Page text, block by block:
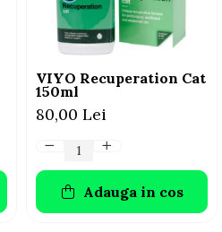
VIYO Recuperation Cat
150ml
80,00 Lei
Adauga in cos